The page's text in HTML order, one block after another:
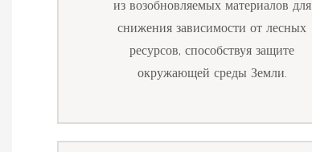
из возобновляемых материалов для
снижения зависимости от лесных
ресурсов, способствуя защите
окружающей среды Земли.